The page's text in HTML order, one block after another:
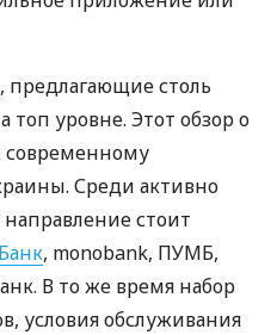
столь
уровне. Этот обзор о
современному
Среди активно
стоит
, monobank, ПУМБ,
В то же время набор
условия обслуживания